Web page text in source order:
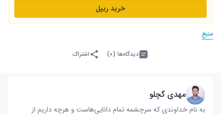
خرید ریپل
منبع
دیدگاه‌ها (۰) اشتراک
مهدی گچلو
به نام خداوندی که سرچشمه تمام دانایی‌هاست و هرچه داریم از